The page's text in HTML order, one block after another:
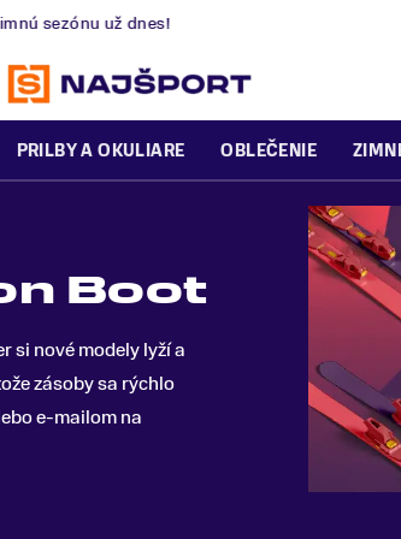
dnes!
PRILBY A OKULIARE OBLEČENIE
Boot
si nové modely lyží a
zásoby sa rýchlo
e-mailom na